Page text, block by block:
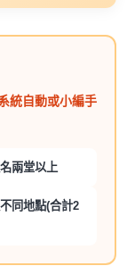
統自動或小編手
兩堂以上
同地點(合計2